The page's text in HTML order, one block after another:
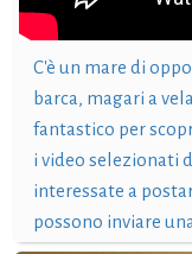
C'è un mare di
barca, magari a
fantastico per
i video selezionati
interessate a
possono inviare